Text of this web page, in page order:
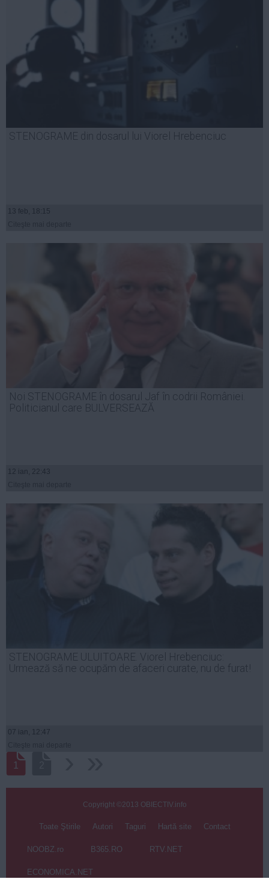
STENOGRAME din dosarul lui Viorel Hrebenciuc
13 feb, 18:15
Noi STENOGRAME în dosarul Jaf în codrii României.
Politicianul care BULVERSEAZĂ
12 ian, 22:43
STENOGRAME ULUITOARE. Viorel Hrebenciuc:
Urmează să ne ocupăm de afaceri curate, nu de furat!
07 ian, 12:47
1
Copyright ©2013 OBIECTIV.info
Toate Ştirile Autori Taguri Hartă site Contact
NOOBZ.ro B365.RO RTV.NET
ECONOMICA.NET